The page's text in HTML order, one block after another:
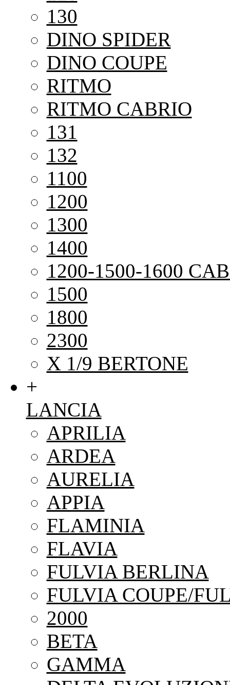
130
DINO SPIDER
DINO COUPE
RITMO
RITMO CABRIO
131
132
1100
1200
1300
1400
1200-1500-1600
1500
1800
2300
X 1/9 BERTONE
+
LANCIA
APRILIA
ARDEA
AURELIA
APPIA
FLAMINIA
FLAVIA
FULVIA BERLINA
FULVIA COUPE/
2000
BETA
GAMMA